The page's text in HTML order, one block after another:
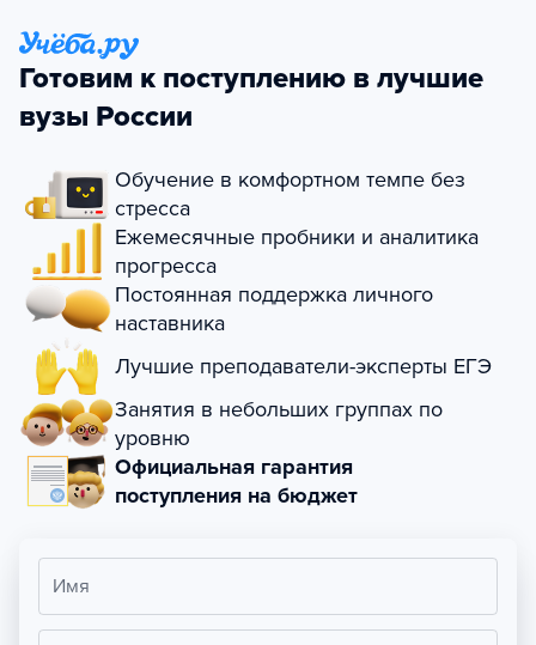
Готовим к поступлению в лучшие
вузы России
Обучение в комфортном темпе без
стресса
Ежемесячные пробники и аналитика
прогресса
Постоянная поддержка личного
наставника
Лучшие преподаватели-эксперты ЕГЭ
Занятия в небольших группах по
уровню
Официальная гарантия
поступления на бюджет
Имя